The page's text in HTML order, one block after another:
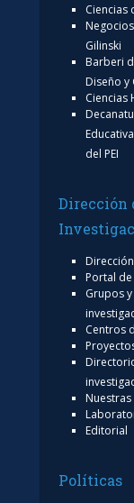
Ciencias
Gilinski
Barberi
Diseño y
Ciencias
del PEI
Dirección
Portal
Grupos
Centros
Editorial
Políticas